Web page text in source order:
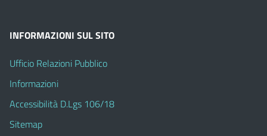
INFORMAZIONI SUL SITO
Ufficio Relazioni Pubblico
Informazioni
Accessibilità D.Lgs 106/18
Sitemap